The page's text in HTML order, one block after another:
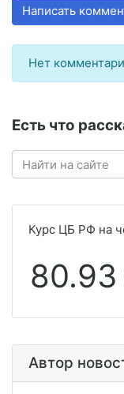
Написать
Нет
Есть что
Курс ЦБ РФ на
80.93
Автор